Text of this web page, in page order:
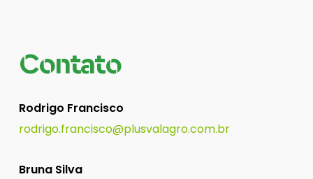
Contato
Rodrigo Francisco
rodrigo.francisco@plusvalagro.com.br
Bruna Silva